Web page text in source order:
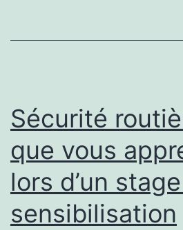
Sécurité
que vous
lors d’un
sensibilisation